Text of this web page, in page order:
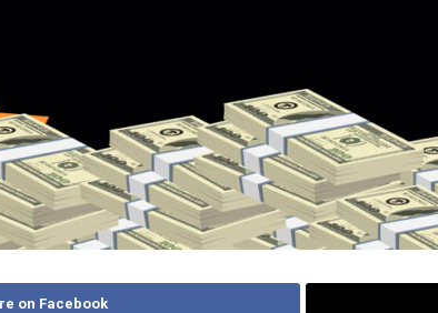
on Facebook